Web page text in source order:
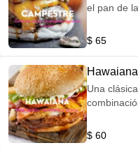
el pan de
$ 65
Hawaiana
Una
un
$ 60